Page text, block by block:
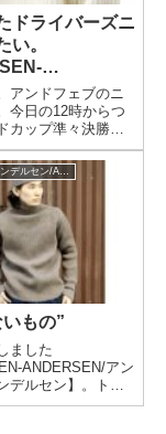
ドライバーズニ
い。
アンドフェブのニ
今日の12時からつ
カップ準々決勝で
１度の祭典の終わ
うと楽しみと寂し
った感情になりま
かく最後まで楽し
！恒例のワールド
置...
もの”
ました
ANDERSEN/アン
デルセン】。トレ
わりが激しいこの